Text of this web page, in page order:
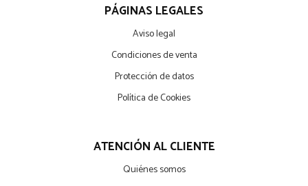
PÁGINAS LEGALES
Aviso legal
Condiciones de venta
Protección de datos
Política de Cookies
ATENCIÓN AL CLIENTE
Quiénes somos